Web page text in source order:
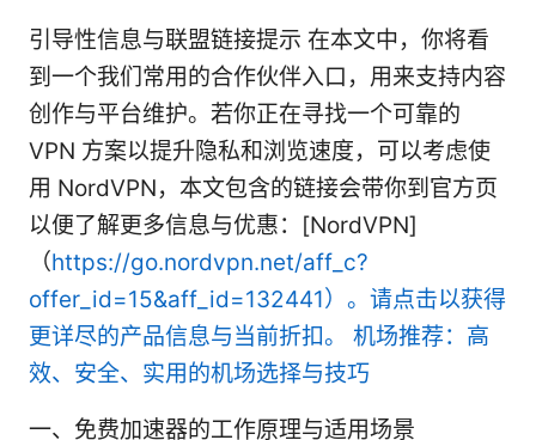
引导性信息与联盟链接提示 在本文中，你将看
到一个我们常用的合作伙伴入口，用来支持内容
创作与平台维护。若你正在寻找一个可靠的
VPN 方案以提升隐私和浏览速度，可以考虑使
用 NordVPN，本文包含的链接会带你到官方页
以便了解更多信息与优惠：[NordVPN]
（https://go.nordvpn.net/aff_c?
offer_id=15&aff_id=132441）。请点击以获得
更详尽的产品信息与当前折扣。
机场推荐：高
效、安全、实用的机场选择与技巧
一、免费加速器的工作原理与适用场景